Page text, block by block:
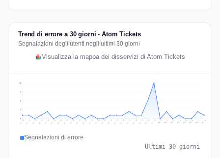
Trend di errore a 30 giorni - Atom Tickets
Segnalazioni degli utenti negli ultimi 30 giorni
Visualizza la mappa dei disservizi di Atom Tickets
3
5
8
10
Jul 10 Jul 11 Jul 12 Jul 13 Jul 14 Jul 15 Jul 16 Jul 17 Jul 18 Jul 19 Jul 20 Jul 21 Jul 22 Jul 23 Jul 24 Jul 25 Jul 26 Jul 27 Jul 28 Jul 29 Jul 30 Jul 31 Aug 1 Aug 2 Aug 3 Aug 4 Aug 5 Aug 6 Aug 7 Aug 8
Segnalazioni di errore
Ultimi 30 giorni